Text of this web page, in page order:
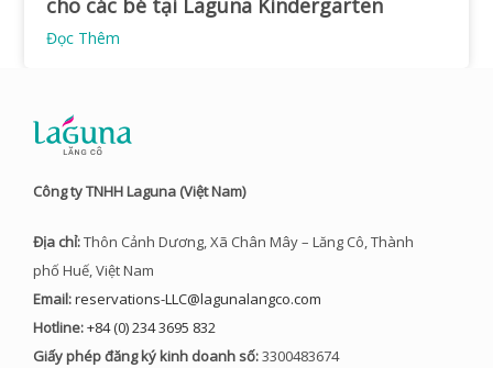
cho các bé tại Laguna Kindergarten
Đọc Thêm
Công ty TNHH Laguna (Việt Nam)
Địa chỉ:Thôn Cảnh Dương, Xã Chân Mây – Lăng Cô, Thành
phố Huế, Việt Nam
Email:reservations-LLC@lagunalangco.com
Hotline:+84 (0) 234 3695 832
Giấy phép đăng ký kinh doanh số:3300483674